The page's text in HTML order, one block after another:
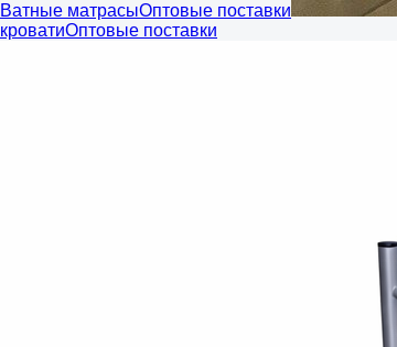
Ватные матрасыОптовые поставки
кроватиОптовые поставки